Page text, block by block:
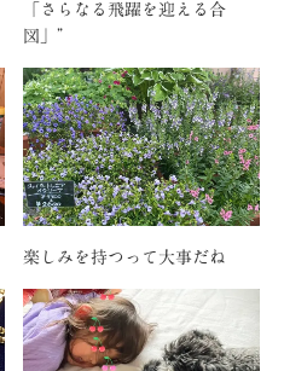
「さらなる飛躍を迎える合
図」”
楽しみを持つって大事だね